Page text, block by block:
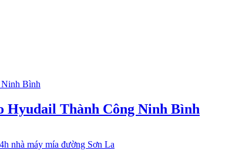
Hyudail Thành Công Ninh Bình